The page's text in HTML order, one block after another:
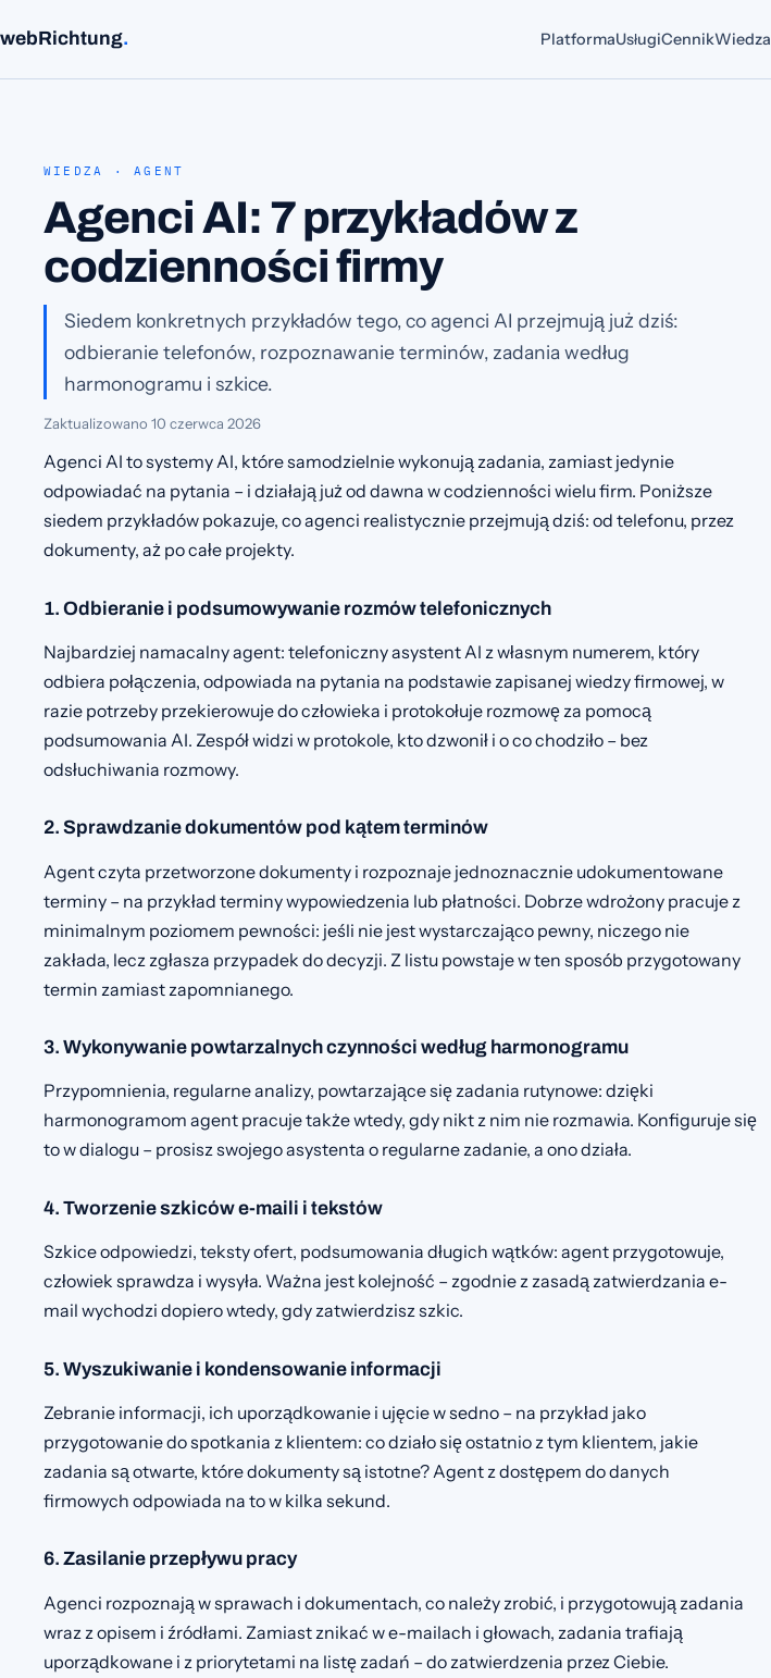
webRichtung. PlatformaUsługiCennikWiedza
WIEDZA · AGENT
Agenci AI: 7 przykładów z
codzienności firmy
Siedem konkretnych przykładów tego, co agenci AI przejmują już dziś:
odbieranie telefonów, rozpoznawanie terminów, zadania według
harmonogramu i szkice.
Zaktualizowano 10 czerwca 2026
Agenci AI to systemy AI, które samodzielnie wykonują zadania, zamiast jedynie
odpowiadać na pytania – i działają już od dawna w codzienności wielu firm. Poniższe
siedem przykładów pokazuje, co agenci realistycznie przejmują dziś: od telefonu, przez
dokumenty, aż po całe projekty.
1. Odbieranie i podsumowywanie rozmów telefonicznych
Najbardziej namacalny agent: telefoniczny asystent AI z własnym numerem, który
odbiera połączenia, odpowiada na pytania na podstawie zapisanej wiedzy firmowej, w
razie potrzeby przekierowuje do człowieka i protokołuje rozmowę za pomocą
podsumowania AI. Zespół widzi w protokole, kto dzwonił i o co chodziło – bez
odsłuchiwania rozmowy.
2. Sprawdzanie dokumentów pod kątem terminów
Agent czyta przetworzone dokumenty i rozpoznaje jednoznacznie udokumentowane
terminy – na przykład terminy wypowiedzenia lub płatności. Dobrze wdrożony pracuje z
minimalnym poziomem pewności: jeśli nie jest wystarczająco pewny, niczego nie
zakłada, lecz zgłasza przypadek do decyzji. Z listu powstaje w ten sposób przygotowany
termin zamiast zapomnianego.
3. Wykonywanie powtarzalnych czynności według harmonogramu
Przypomnienia, regularne analizy, powtarzające się zadania rutynowe: dzięki
harmonogramom agent pracuje także wtedy, gdy nikt z nim nie rozmawia. Konfiguruje się
to w dialogu – prosisz swojego asystenta o regularne zadanie, a ono działa.
4. Tworzenie szkiców e-maili i tekstów
Szkice odpowiedzi, teksty ofert, podsumowania długich wątków: agent przygotowuje,
człowiek sprawdza i wysyła. Ważna jest kolejność – zgodnie z zasadą zatwierdzania e-
mail wychodzi dopiero wtedy, gdy zatwierdzisz szkic.
5. Wyszukiwanie i kondensowanie informacji
Zebranie informacji, ich uporządkowanie i ujęcie w sedno – na przykład jako
przygotowanie do spotkania z klientem: co działo się ostatnio z tym klientem, jakie
zadania są otwarte, które dokumenty są istotne? Agent z dostępem do danych
firmowych odpowiada na to w kilka sekund.
6. Zasilanie przepływu pracy
Agenci rozpoznają w sprawach i dokumentach, co należy zrobić, i przygotowują zadania
wraz z opisem i źródłami. Zamiast znikać w e-mailach i głowach, zadania trafiają
uporządkowane i z priorytetami na listę zadań – do zatwierdzenia przez Ciebie.